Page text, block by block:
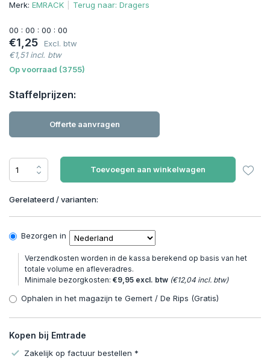
Merk: EMRACK Terug naar: Dragers
00 : 00 : 00 : 00
€1,25
Excl. btw
€1,51 incl. btw
Op voorraad (3755)
Staffelprijzen:
Offerte aanvragen
Toevoegen aan winkelwagen
Gerelateerd / varianten:
Bezorgen in
Verzendkosten worden in de kassa berekend op basis van het
totale volume en afleveradres.
Minimale bezorgkosten: €9,95 excl. btw (€12,04 incl. btw)
Ophalen in het magazijn te Gemert / De Rips (Gratis)
Kopen bij Emtrade
Zakelijk op factuur bestellen *